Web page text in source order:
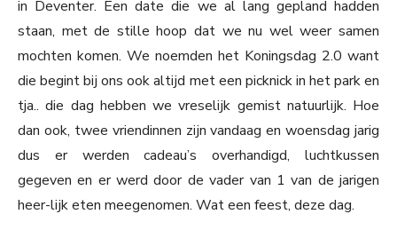
in Deventer. Een date die we al lang gepland hadden
staan, met de stille hoop dat we nu wel weer samen
mochten komen. We noemden het Koningsdag 2.0 want
die begint bij ons ook altijd met een picknick in het park en
tja.. die dag hebben we vreselijk gemist natuurlijk. Hoe
dan ook, twee vriendinnen zijn vandaag en woensdag jarig
dus er werden cadeau’s overhandigd, luchtkussen
gegeven en er werd door de vader van 1 van de jarigen
heer-lijk eten meegenomen. Wat een feest, deze dag.